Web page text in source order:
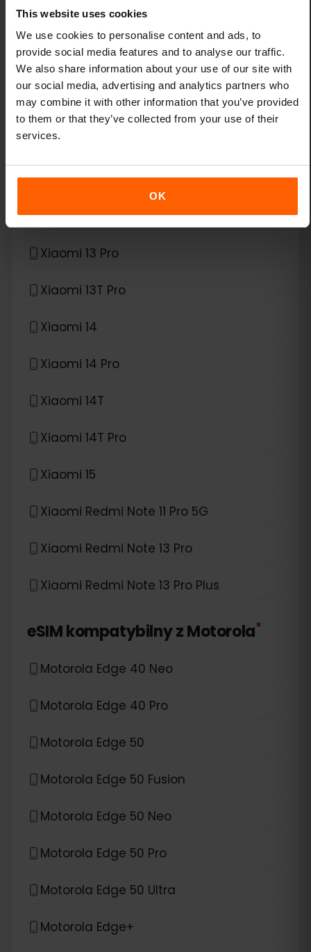
This website uses cookies
We use cookies to personalise content and ads, to
provide social media features and to analyse our traffic.
We also share information about your use of our site with
our social media, advertising and analytics partners who
may combine it with other information that you’ve provided
to them or that they’ve collected from your use of their
services.
OK
Google Pixel 9 Pro XL
Google Pixel Fold
eSIM kompatybilny zXiaomi*
Xiaomi 12T Pro
Xiaomi 13
Xiaomi 13 Lite
Xiaomi 13 Pro
Xiaomi 13T Pro
Xiaomi 14
Xiaomi 14 Pro
Xiaomi 14T
Xiaomi 14T Pro
Xiaomi 15
Xiaomi Redmi Note 11 Pro 5G
Xiaomi Redmi Note 13 Pro
Xiaomi Redmi Note 13 Pro Plus
eSIM kompatybilny zMotorola*
Motorola Edge 40 Neo
Motorola Edge 40 Pro
Motorola Edge 50
Motorola Edge 50 Fusion
Motorola Edge 50 Neo
Motorola Edge 50 Pro
Motorola Edge 50 Ultra
Motorola Edge+